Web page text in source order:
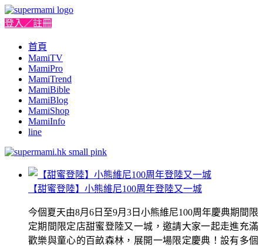
登入／註冊
首頁
MamiTV
MamiPro
MamiTrend
MamiBible
MamiBlog
MamiShop
MamiInfo
line
【甜蜜登陸】小熊維尼100周年登陸又一城
今個夏天由8月6日至9月3日小熊維尼100周年慶典期間限
定期間限定店甜蜜登陸又一城，邀請大家一起走進充滿
歡樂與童心的百畝森林，展開一場限定慶典！設有多個